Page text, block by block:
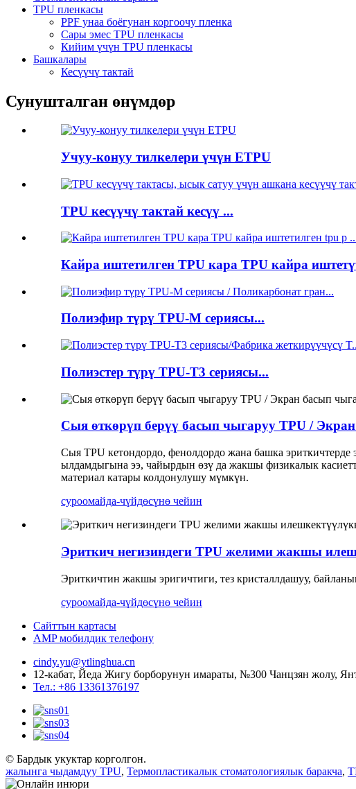
TPU пленкасы
PPF унаа боёгунан коргоочу пленка
Сары эмес TPU пленкасы
Кийим үчүн TPU пленкасы
Башкалары
Кесүүчү тактай
Сунушталган өнүмдөр
Учуу-конуу тилкелери үчүн ETPU
TPU кесүүчү тактай кесүү ...
Кайра иштетилген TPU кара TPU кайра
Полиэфир түрү TPU-M сериясы...
Полиэстер түрү TPU-T3 сериясы...
Сыя өткөрүп берүү басып чыгаруу TPU /
Сыя TPU кетондордо, фенолдордо жана башка
ылдамдыгына ээ, чайырдын өзү да жакшы физикалык
материал катары колдонулушу мүмкүн.
суроомайда-чүйдөсүнө чейин
Эриткич негизиндеги TPU желими жакшы
Эриткичтин жакшы эригичтиги, тез кристаллдашуу,
суроомайда-чүйдөсүнө чейин
Сайттын картасы
AMP мобилдик телефону
cindy.yu@ytlinghua.cn
12-кабат, Йеда Жигу борборунун имараты, №300 Чанцзян жолу,
Тел.: +86 13361376197
© Бардык укуктар корголгон.
жалынга чыдамдуу TPU, Термопластикалык стоматологиялык баракча,